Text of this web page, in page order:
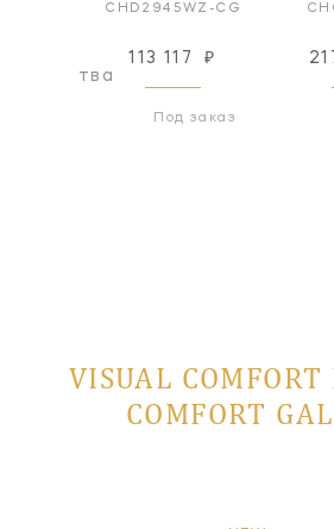
CHD2945WZ-CG
113 117 ₽
Под заказ
VISUAL
COMFORT